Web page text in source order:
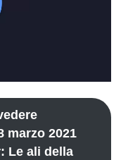
marzo 2021
Le ali della